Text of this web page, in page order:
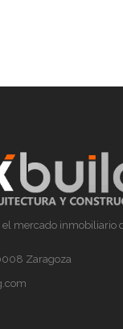
el mercado inmobiliario
Zaragoza